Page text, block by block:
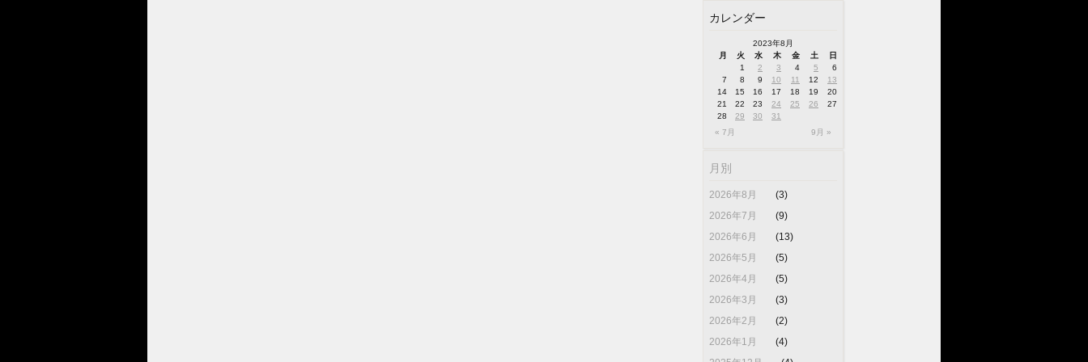
カレンダー
2023年8月
月
火 水 木 金 土 日
« 7月 9月 »
1 2 3 4 5
6
7
8 9 10 11 12
13
14
15 16 17 18 19
20
21
22 23 24 25 26
27
28
29 30 31
月別
2026年8月
(3)
2026年7月
(9)
2026年6月
(13)
2026年5月
(5)
2026年4月
(5)
2026年3月
(3)
2026年2月
(2)
2026年1月
(4)